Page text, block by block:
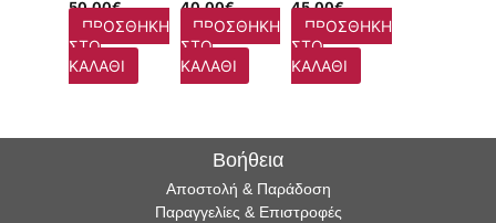
50,00€
ΠΡΟΣΘΉΚΗ
ΣΤΟ
ΚΑΛΆΘΙ
40,00€
ΠΡΟΣΘΉΚΗ
ΣΤΟ
ΚΑΛΆΘΙ
45,00€
ΠΡΟΣΘΉΚΗ
ΣΤΟ
ΚΑΛΆΘΙ
Βοήθεια
Αποστολή & Παράδοση
Παραγγελίες & Επιστροφές